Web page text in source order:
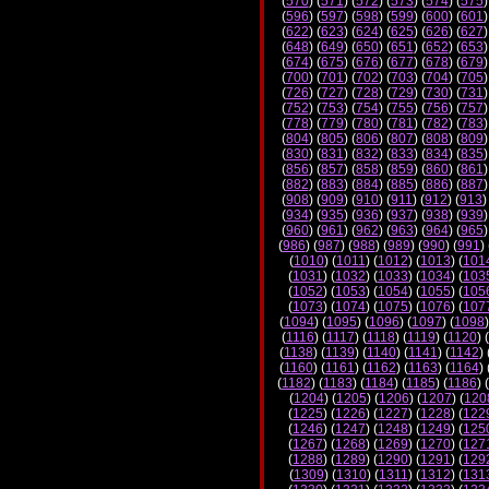
(596) (597) (598) (599) (600) (601
(622) (623) (624) (625) (626) (627
(648) (649) (650) (651) (652) (653
(674) (675) (676) (677) (678) (679
(700) (701) (702) (703) (704) (705
(726) (727) (728) (729) (730) (731
(752) (753) (754) (755) (756) (757
(778) (779) (780) (781) (782) (783
(804) (805) (806) (807) (808) (809
(830) (831) (832) (833) (834) (835
(856) (857) (858) (859) (860) (861
(882) (883) (884) (885) (886) (887
(908) (909) (910) (911) (912) (913)
(934) (935) (936) (937) (938) (939
(960) (961) (962) (963) (964) (965
(986) (987) (988) (989) (990) (991)
(1010) (1011) (1012) (1013) (
(1031) (1032) (1033) (1034) (
(1052) (1053) (1054) (1055) (
(1073) (1074) (1075) (1076) (
(1094) (1095) (1096) (1097) (1098
(1116) (1117) (1118) (1119) (1120) (
(1138) (1139) (1140) (1141) (1142)
(1160) (1161) (1162) (1163) (1164)
(1182) (1183) (1184) (1185) (1186) (
(1204) (1205) (1206) (1207) (
(1225) (1226) (1227) (1228) (
(1246) (1247) (1248) (1249) (
(1267) (1268) (1269) (1270) (
(1288) (1289) (1290) (1291) (
(1309) (1310) (1311) (1312) (